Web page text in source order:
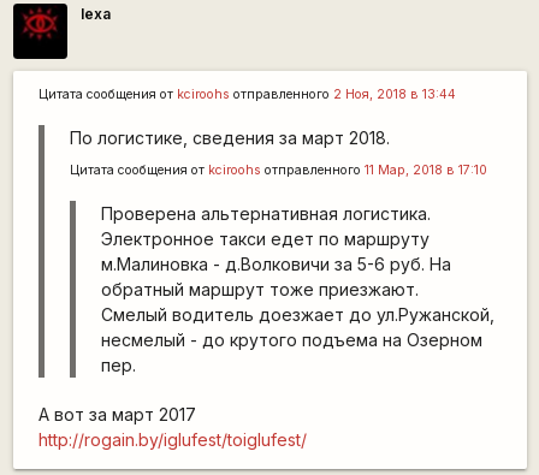
lexa
Цитата сообщения от kciroohs отправленного 2 Ноя, 2018 в 13:44
По логистике, сведения за март 2018.
Цитата сообщения от kciroohs отправленного 11 Мар, 2018 в 17:10
Проверена альтернативная логистика.
Электронное такси едет по маршруту
м.Малиновка - д.Волковичи за 5-6 руб. На
обратный маршрут тоже приезжают.
Смелый водитель доезжает до ул.Ружанской,
несмелый - до крутого подъема на Озерном
пер.
А вот за март 2017
http://rogain.by/iglufest/toiglufest/